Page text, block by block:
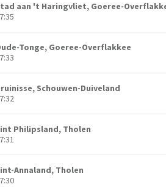
aan 't Haringvliet, Goeree-
Tonge, Goeree-Overflakkee
Schouwen-Duiveland
Philipsland, Tholen
Annaland, Tholen